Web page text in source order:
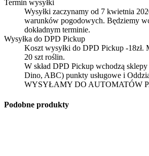
Termin wysyłki
Wysyłki zaczynamy od 7 kwietnia
warunków pogodowych. Będziemy
dokładnym terminie.
Wysyłka do DPD Pickup
Koszt wysyłki do DPD Pickup -18zł.
20 szt roślin.
W skład DPD Pickup wchodzą
Dino, ABC) punkty usługowe i
WYSYŁAMY DO AUTOMATÓW
Podobne produkty